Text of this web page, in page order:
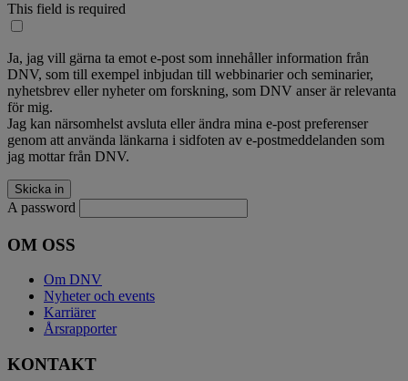
This field is required
Ja, jag vill gärna ta emot e-post som innehåller information från
DNV, som till exempel inbjudan till webbinarier och seminarier,
nyhetsbrev eller nyheter om forskning, som DNV anser är relevanta
för mig.
Jag kan närsomhelst avsluta eller ändra mina e-post preferenser
genom att använda länkarna i sidfoten av e-postmeddelanden som
jag mottar från DNV.
A password
OM OSS
Om DNV
Nyheter och events
Karriärer
Årsrapporter
KONTAKT